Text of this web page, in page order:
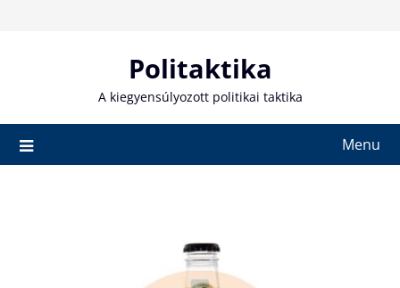
Politaktika
A kiegyensúlyozott politikai taktika
Menu